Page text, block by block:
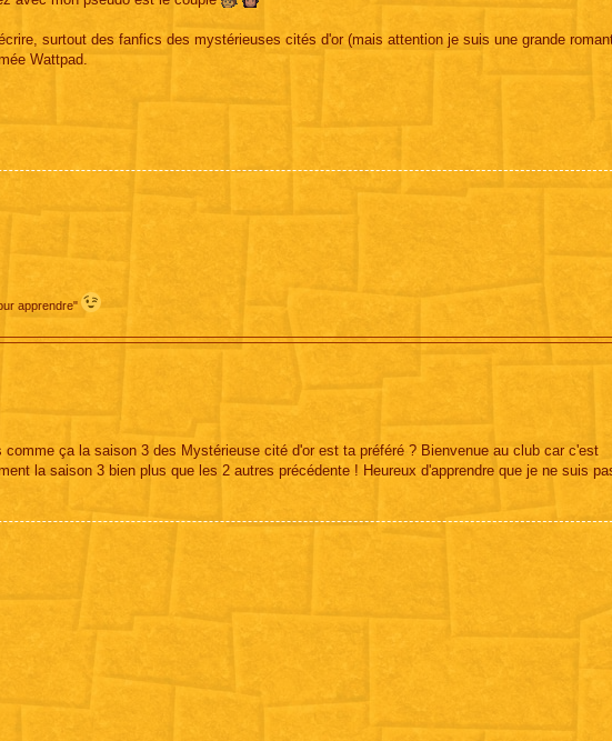
surtout des fanfics des mystérieuses cités d'or (mais attention je suis une grande
Wattpad.
apprendre"
comme ça la saison 3 des Mystérieuse cité d'or est ta préféré ? Bienvenue au club car c'est
la saison 3 bien plus que les 2 autres précédente ! Heureux d'apprendre que je ne suis